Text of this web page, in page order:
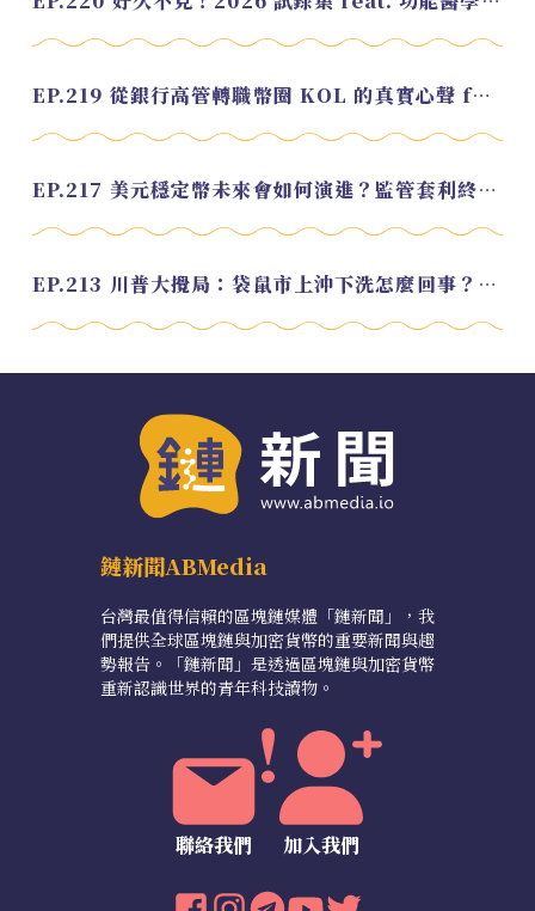
EP.219 從銀行高管轉職幣圈 KOL 的真實心聲 feat.龜大
EP.217 美元穩定幣未來會如何演進？監管套利終將收斂？feat. 研究員 余哲安
EP.213 川普大攪局：袋鼠市上沖下洗怎麼回事？feat. Alvin
鏈新聞ABMedia
台灣最值得信賴的區塊鏈媒體「鏈新聞」，我
們提供全球區塊鏈與加密貨幣的重要新聞與趨
勢報告。「鏈新聞」是透過區塊鏈與加密貨幣
重新認識世界的青年科技讀物。
聯絡我們 加入我們